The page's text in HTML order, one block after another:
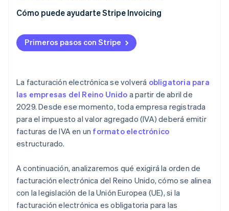
Antes del Budget 2026
Después del Budget 2026
Cómo puede ayudarte Stripe Invoicing
Primeros pasos con Stripe
La facturación electrónica se volverá obligatoria para
las empresas del Reino Unido a partir de abril de
2029. Desde ese momento, toda empresa registrada
para el impuesto al valor agregado (IVA) deberá emitir
facturas de IVA en un formato electrónico
estructurado.
A continuación, analizaremos qué exigirá la orden de
facturación electrónica del Reino Unido, cómo se alinea
con la legislación de la Unión Europea (UE), si la
facturación electrónica es obligatoria para las